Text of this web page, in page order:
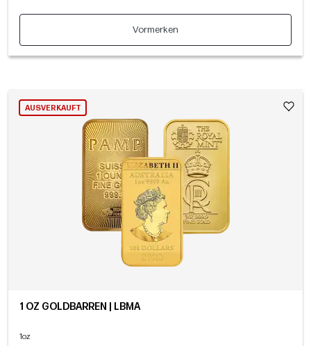
Vormerken
AUSVERKAUFT
1 OZ GOLDBARREN | LBMA
1oz